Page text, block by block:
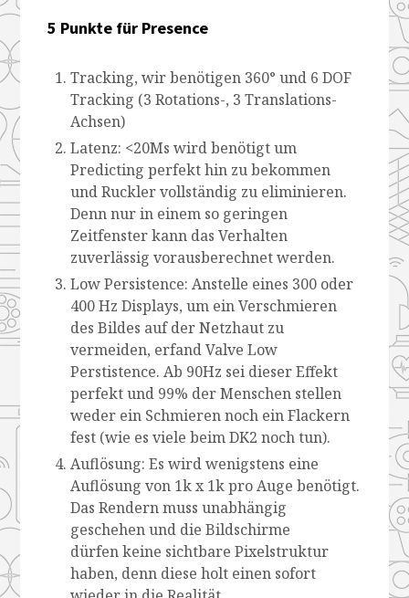
5 Punkte für Presence
Tracking, wir benötigen 360° und 6 DOF
Tracking (3 Rotations-, 3 Translations-
Achsen)
Latenz: <20Ms wird benötigt um
Predicting perfekt hin zu bekommen
und Ruckler vollständig zu eliminieren.
Denn nur in einem so geringen
Zeitfenster kann das Verhalten
zuverlässig vorausberechnet werden.
Low Persistence: Anstelle eines 300 oder
400 Hz Displays, um ein Verschmieren
des Bildes auf der Netzhaut zu
vermeiden, erfand Valve Low
Perstistence. Ab 90Hz sei dieser Effekt
perfekt und 99% der Menschen stellen
weder ein Schmieren noch ein Flackern
fest (wie es viele beim DK2 noch tun).
Auflösung: Es wird wenigstens eine
Auflösung von 1k x 1k pro Auge benötigt.
Das Rendern muss unabhängig
geschehen und die Bildschirme
dürfen keine sichtbare Pixelstruktur
haben, denn diese holt einen sofort